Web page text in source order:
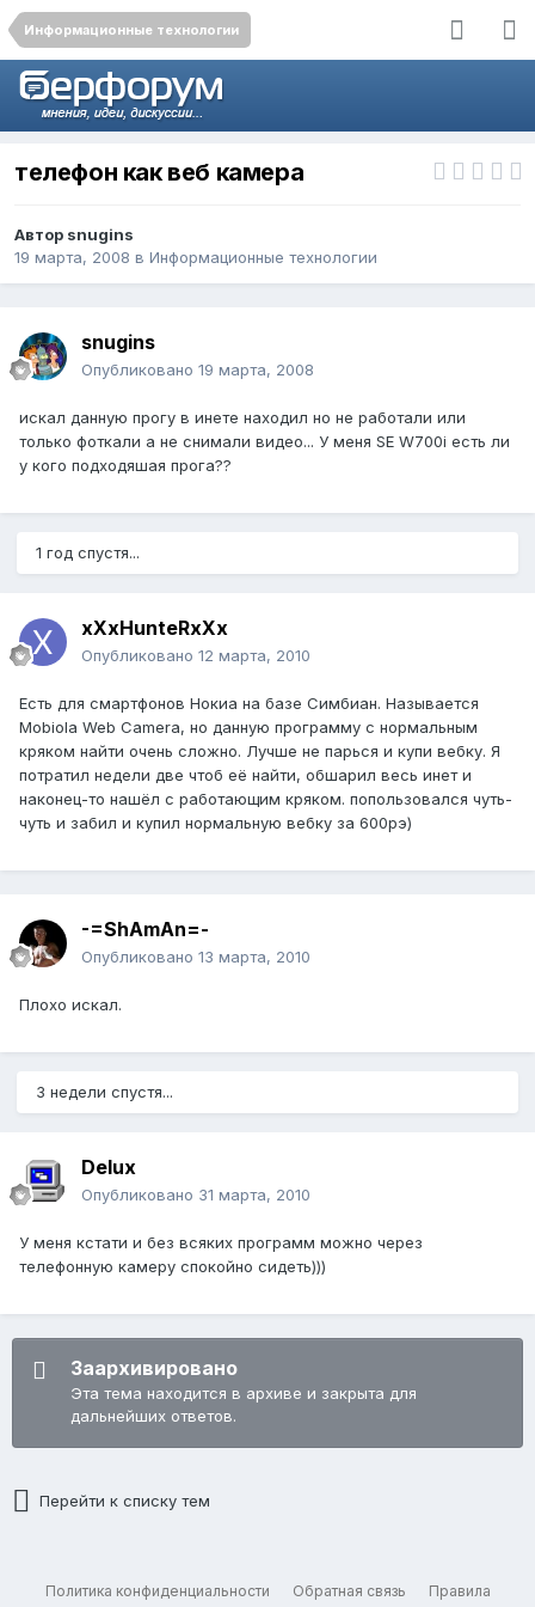
Информационные технологии
телефон как веб камера
Автор snugins
19 марта, 2008 в Информационные технологии
snugins
Опубликовано 19 марта, 2008
искал данную прогу в инете находил но не работали или
только фоткали а не снимали видео... У меня SE W700i есть ли
у кого подходяшая прога??
1 год спустя...
xXxHunteRxXx
Опубликовано 12 марта, 2010
Есть для смартфонов Нокиа на базе Симбиан. Называется
Mobiola Web Camera, но данную программу с нормальным
кряком найти очень сложно. Лучше не парься и купи вебку. Я
потратил недели две чтоб её найти, обшарил весь инет и
наконец-то нашёл с работающим кряком. попользовался чуть-
чуть и забил и купил нормальную вебку за 600рэ)
-=ShAmAn=-
Опубликовано 13 марта, 2010
Плохо искал.
3 недели спустя...
Delux
Опубликовано 31 марта, 2010
У меня кстати и без всяких программ можно через
телефонную камеру спокойно сидеть)))
Заархивировано
Эта тема находится в архиве и закрыта для
дальнейших ответов.
Перейти к списку тем
Политика конфиденциальности Обратная связь Правила